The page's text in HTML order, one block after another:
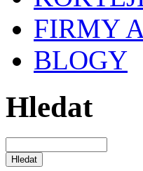
FIRMY
BLOGY
Hledat